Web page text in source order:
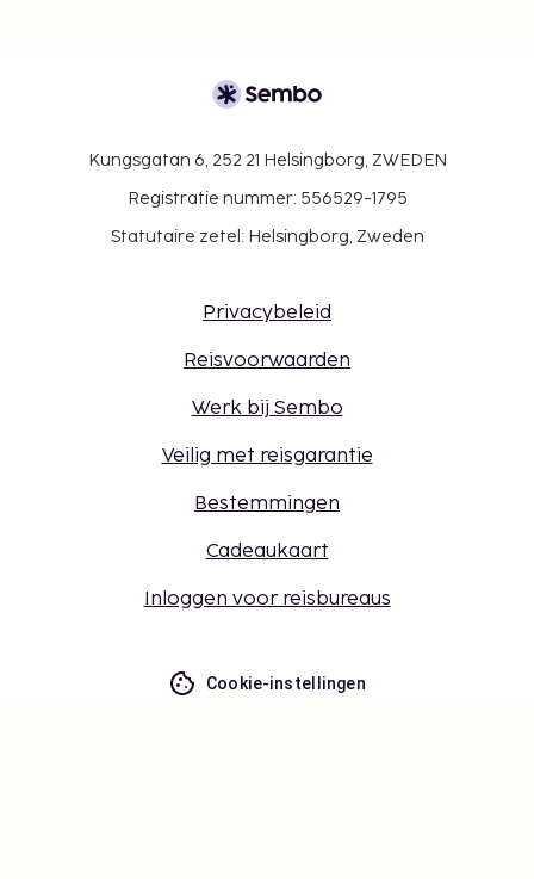
Kungsgatan 6, 252 21 Helsingborg, ZWEDEN
Registratie nummer: 556529-1795
Statutaire zetel: Helsingborg, Zweden
Privacybeleid
Reisvoorwaarden
Werk bij Sembo
Veilig met reisgarantie
Bestemmingen
Cadeaukaart
Inloggen voor reisbureaus
Cookie-instellingen